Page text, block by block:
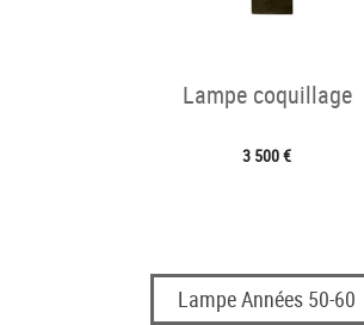
Lampe coquillage
3 500 €
Lampe Années 50-60